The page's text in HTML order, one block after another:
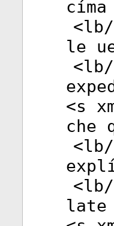
<lb
le
<lb
<s
che
<lb
<lb
late